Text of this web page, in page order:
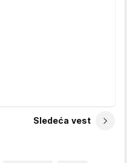
Sledeća vest